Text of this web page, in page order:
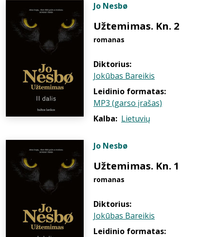
Jo Nesbø
Užtemimas. Kn. 2
romanas
Diktorius:
Jokūbas Bareikis
Leidinio formatas:
MP3 (garso įrašas)
Kalba: Lietuvių
Jo Nesbø
Užtemimas. Kn. 1
romanas
Diktorius:
Jokūbas Bareikis
Leidinio formatas: